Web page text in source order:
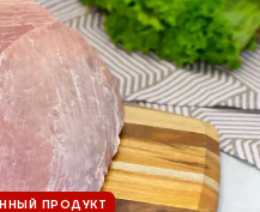
ПРОДУКТ